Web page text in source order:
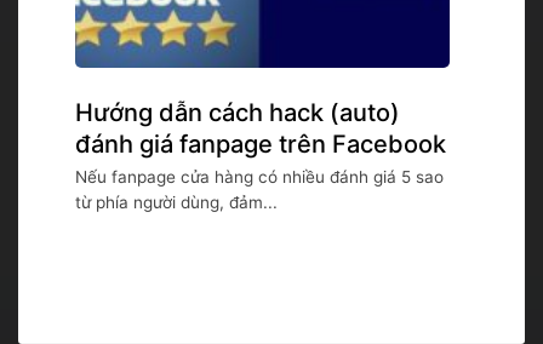
Hướng dẫn cách hack (auto)
đánh giá fanpage trên Facebook
Nếu fanpage cửa hàng có nhiều đánh giá 5 sao
từ phía người dùng, đảm...